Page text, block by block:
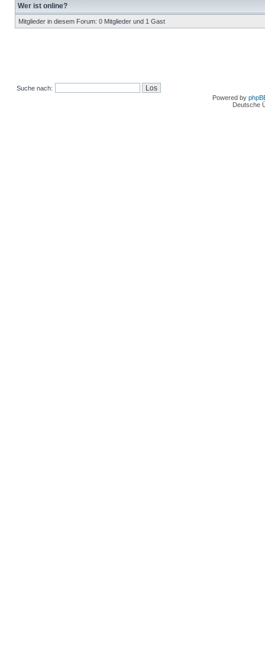
Wer ist online?
Mitglieder in diesem Forum: 0 Mitglieder und 1 Gast
Suche nach:
Powered by
Deutsche